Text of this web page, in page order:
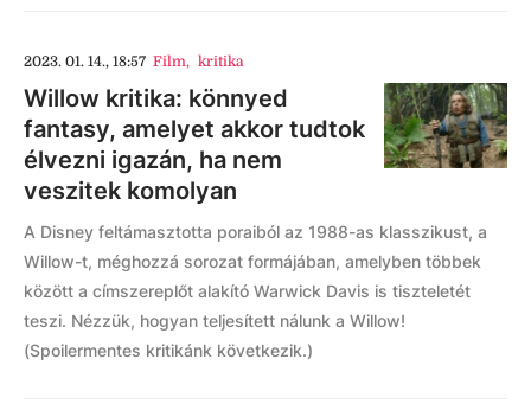
2023. 01. 14., 18:57 Film, kritika
Willow kritika: könnyed
fantasy, amelyet akkor tudtok
élvezni igazán, ha nem
veszitek komolyan
A Disney feltámasztotta poraiból az 1988-as klasszikust, a
Willow-t, méghozzá sorozat formájában, amelyben többek
között a címszereplőt alakító Warwick Davis is tiszteletét
teszi. Nézzük, hogyan teljesített nálunk a Willow!
(Spoilermentes kritikánk következik.)